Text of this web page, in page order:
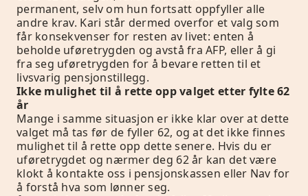
permanent, selv om hun fortsatt oppfyller alle
andre krav. Kari står dermed overfor et valg som
får konsekvenser for resten av livet: enten å
beholde uføretrygden og avstå fra AFP, eller å gi
fra seg uføretrygden for å bevare retten til et
livsvarig pensjonstillegg.
Ikke mulighet til å rette opp valget etter fylte 62
år
Mange i samme situasjon er ikke klar over at dette
valget må tas før de fyller 62, og at det ikke finnes
mulighet til å rette opp dette senere. Hvis du er
uføretrygdet og nærmer deg 62 år kan det være
klokt å kontakte oss i pensjonskassen eller Nav for
å forstå hva som lønner seg.